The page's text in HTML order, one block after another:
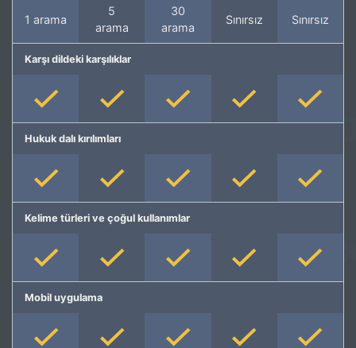
1 arama
5
arama
30
arama
Sınırsız Sınırsız
Karşı dildeki karşılıklar
Hukuk dalı kırılımları
Kelime türleri ve çoğul kullanımlar
Mobil uygulama